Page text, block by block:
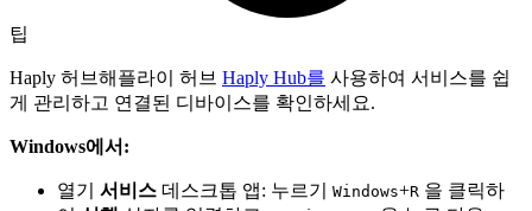
팁
Haply 허브해플라이 허브 Haply Hub를 사용하여 서비스를 쉽
게 관리하고 연결된 디바이스를 확인하세요.
Windows에서:
열기 서비스 데스크톱 앱: 누르기 Windows+R 을 클릭하